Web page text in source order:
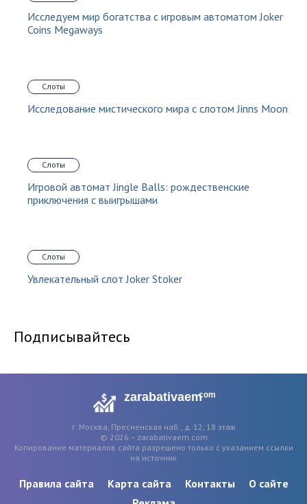
Исследуем мир богатства с игровым автоматом Joker
Coins Megaways
Слоты
Исследование мистического мира с слотом Jinns Moon
Слоты
Игровой автомат Jingle Balls: рождественские
приключения с выигрышами
Слоты
Увлекательный слот Joker Stoker
Подписывайтесь
zarabativaemcom
г. Москва, Пресненская наб., д. 12, 18 этаж
© 2026 – zarabativaem.com
Копирование материалов сайта разрешено только с указанием ссылки
на источник
Правила сайта Карта сайта Контакты
О сайте